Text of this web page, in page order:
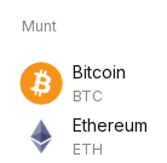
Munt
Bitcoin
BTC
Ethereum
ETH